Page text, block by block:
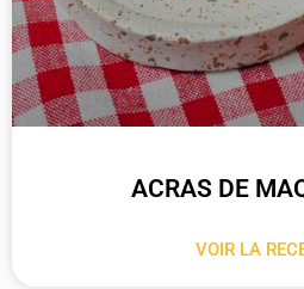
ACRAS DE
VOIR LA